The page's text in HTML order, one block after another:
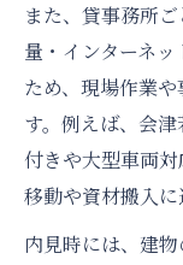
また、貸事務所
量・インターネ
ため、現場作業
す。例えば、会
付きや大型車両
移動や資材搬入に
内見時には、建